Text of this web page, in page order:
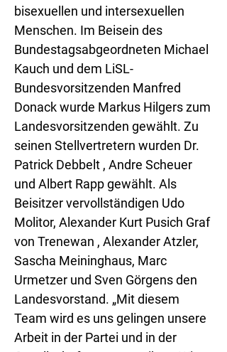
bisexuellen und intersexuellen
Menschen. Im Beisein des
Bundestagsabgeordneten Michael
Kauch und dem LiSL-
Bundesvorsitzenden Manfred
Donack wurde Markus Hilgers zum
Landesvorsitzenden gewählt. Zu
seinen Stellvertretern wurden Dr.
Patrick Debbelt , Andre Scheuer
und Albert Rapp gewählt. Als
Beisitzer vervollständigen Udo
Molitor, Alexander Kurt Pusich Graf
von Trenewan , Alexander Atzler,
Sascha Meininghaus, Marc
Urmetzer und Sven Görgens den
Landesvorstand. „Mit diesem
Team wird es uns gelingen unsere
Arbeit in der Partei und in der